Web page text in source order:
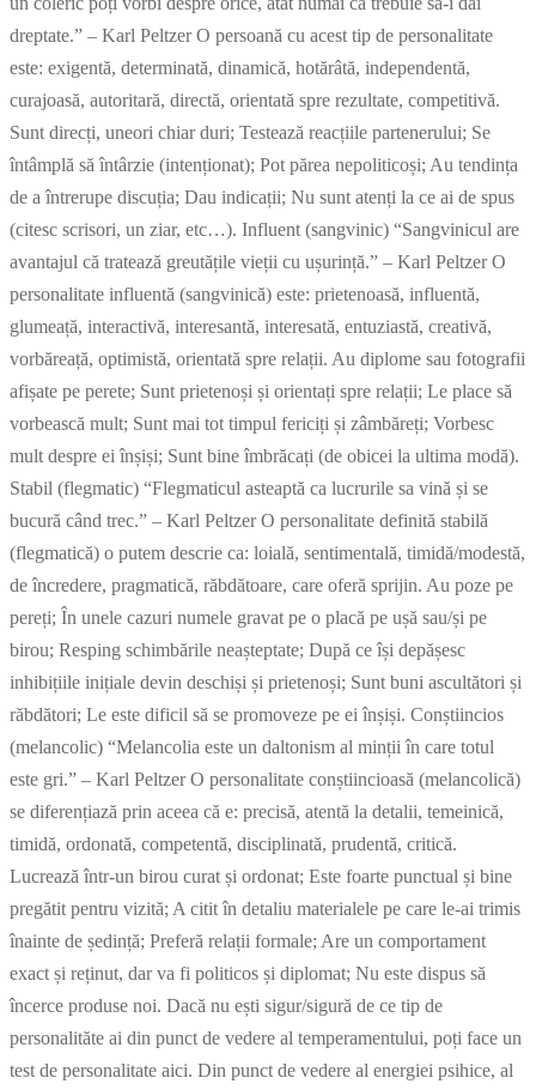
dreptate.” – Karl Peltzer O persoană cu acest tip de personalitate
este: exigentă, determinată, dinamică, hotărâtă, independentă,
curajoasă, autoritară, directă, orientată spre rezultate, competitivă.
Sunt direcți, uneori chiar duri; Testează reacțiile partenerului; Se
întâmplă să întârzie (intenționat); Pot părea nepoliticoși; Au tendința
de a întrerupe discuția; Dau indicații; Nu sunt atenți la ce ai de spus
(citesc scrisori, un ziar, etc…). Influent (sangvinic) “Sangvinicul are
avantajul că tratează greutățile vieții cu ușurință.” – Karl Peltzer O
personalitate influentă (sangvinică) este: prietenoasă, influentă,
glumeață, interactivă, interesantă, interesată, entuziastă, creativă,
vorbăreață, optimistă, orientată spre relații. Au diplome sau fotografii
afișate pe perete; Sunt prietenoși și orientați spre relații; Le place să
vorbească mult; Sunt mai tot timpul fericiți și zâmbăreți; Vorbesc
mult despre ei înșiși; Sunt bine îmbrăcați (de obicei la ultima modă).
Stabil (flegmatic) “Flegmaticul asteaptă ca lucrurile sa vină și se
bucură când trec.” – Karl Peltzer O personalitate definită stabilă
(flegmatică) o putem descrie ca: loială, sentimentală, timidă/modestă,
de încredere, pragmatică, răbdătoare, care oferă sprijin. Au poze pe
pereți; În unele cazuri numele gravat pe o placă pe ușă sau/și pe
birou; Resping schimbările neașteptate; După ce își depășesc
inhibițiile inițiale devin deschiși și prietenoși; Sunt buni ascultători și
răbdători; Le este dificil să se promoveze pe ei înșiși. Conștiincios
(melancolic) “Melancolia este un daltonism al minții în care totul
este gri.” – Karl Peltzer O personalitate conștiincioasă (melancolică)
se diferențiază prin aceea că e: precisă, atentă la detalii, temeinică,
timidă, ordonată, competentă, disciplinată, prudentă, critică.
Lucrează într-un birou curat și ordonat; Este foarte punctual și bine
pregătit pentru vizită; A citit în detaliu materialele pe care le-ai trimis
înainte de ședință; Preferă relații formale; Are un comportament
exact și reținut, dar va fi politicos și diplomat; Nu este dispus să
încerce produse noi. Dacă nu ești sigur/sigură de ce tip de
personalităte ai din punct de vedere al temperamentului, poți face un
test de personalitate aici. Din punct de vedere al energiei psihice, al